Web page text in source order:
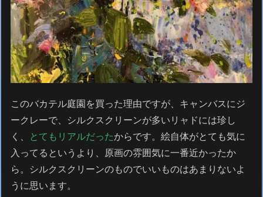
このバカテル庭園を買った理由ですが、キャンバスにジ
ークレーで、シルクスクリーンが多いリャドには珍し
く、
とてもリアルだったからです。絵自体がとても気に
入ってるというより、原画の雰囲気に一番近かったか
ら。シルクスクリーンのものでいいものはあまりないよ
うに思います。